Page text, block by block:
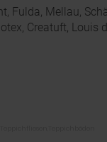
Fulda, Mellau,
Creatuft, Louis